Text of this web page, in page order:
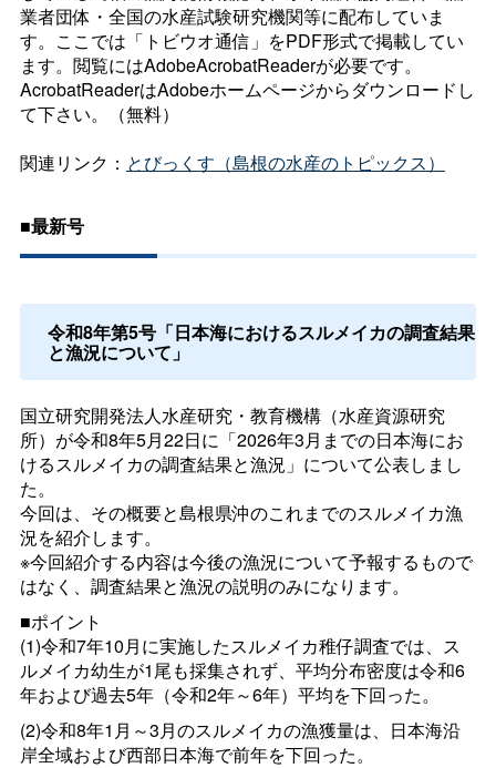
業者団体・全国の水産試験研究機関等に配布していま
す。ここでは「トビウオ通信」をPDF形式で掲載してい
ます。閲覧にはAdobeAcrobatReaderが必要です。
AcrobatReaderはAdobeホームページからダウンロードし
て下さい。（無料）
関連リンク： とびっくす（島根の水産のトピックス）
■最新号
令和8年第5号「日本海におけるスルメイカの調査結果
と漁況について」
国立研究開発法人水産研究・教育機構（水産資源研究
所）が令和8年5月22日に「2026年3月までの日本海にお
けるスルメイカの調査結果と漁況」について公表しまし
た。
今回は、その概要と島根県沖のこれまでのスルメイカ漁
況を紹介します。
※今回紹介する内容は今後の漁況について予報するもので
はなく、調査結果と漁況の説明のみになります。
■ポイント
(1)令和7年10月に実施したスルメイカ稚仔調査では、ス
ルメイカ幼生が1尾も採集されず、平均分布密度は令和6
年および過去5年（令和2年～6年）平均を下回った。
(2)令和8年1月～3月のスルメイカの漁獲量は、日本海沿
岸全域および西部日本海で前年を下回った。